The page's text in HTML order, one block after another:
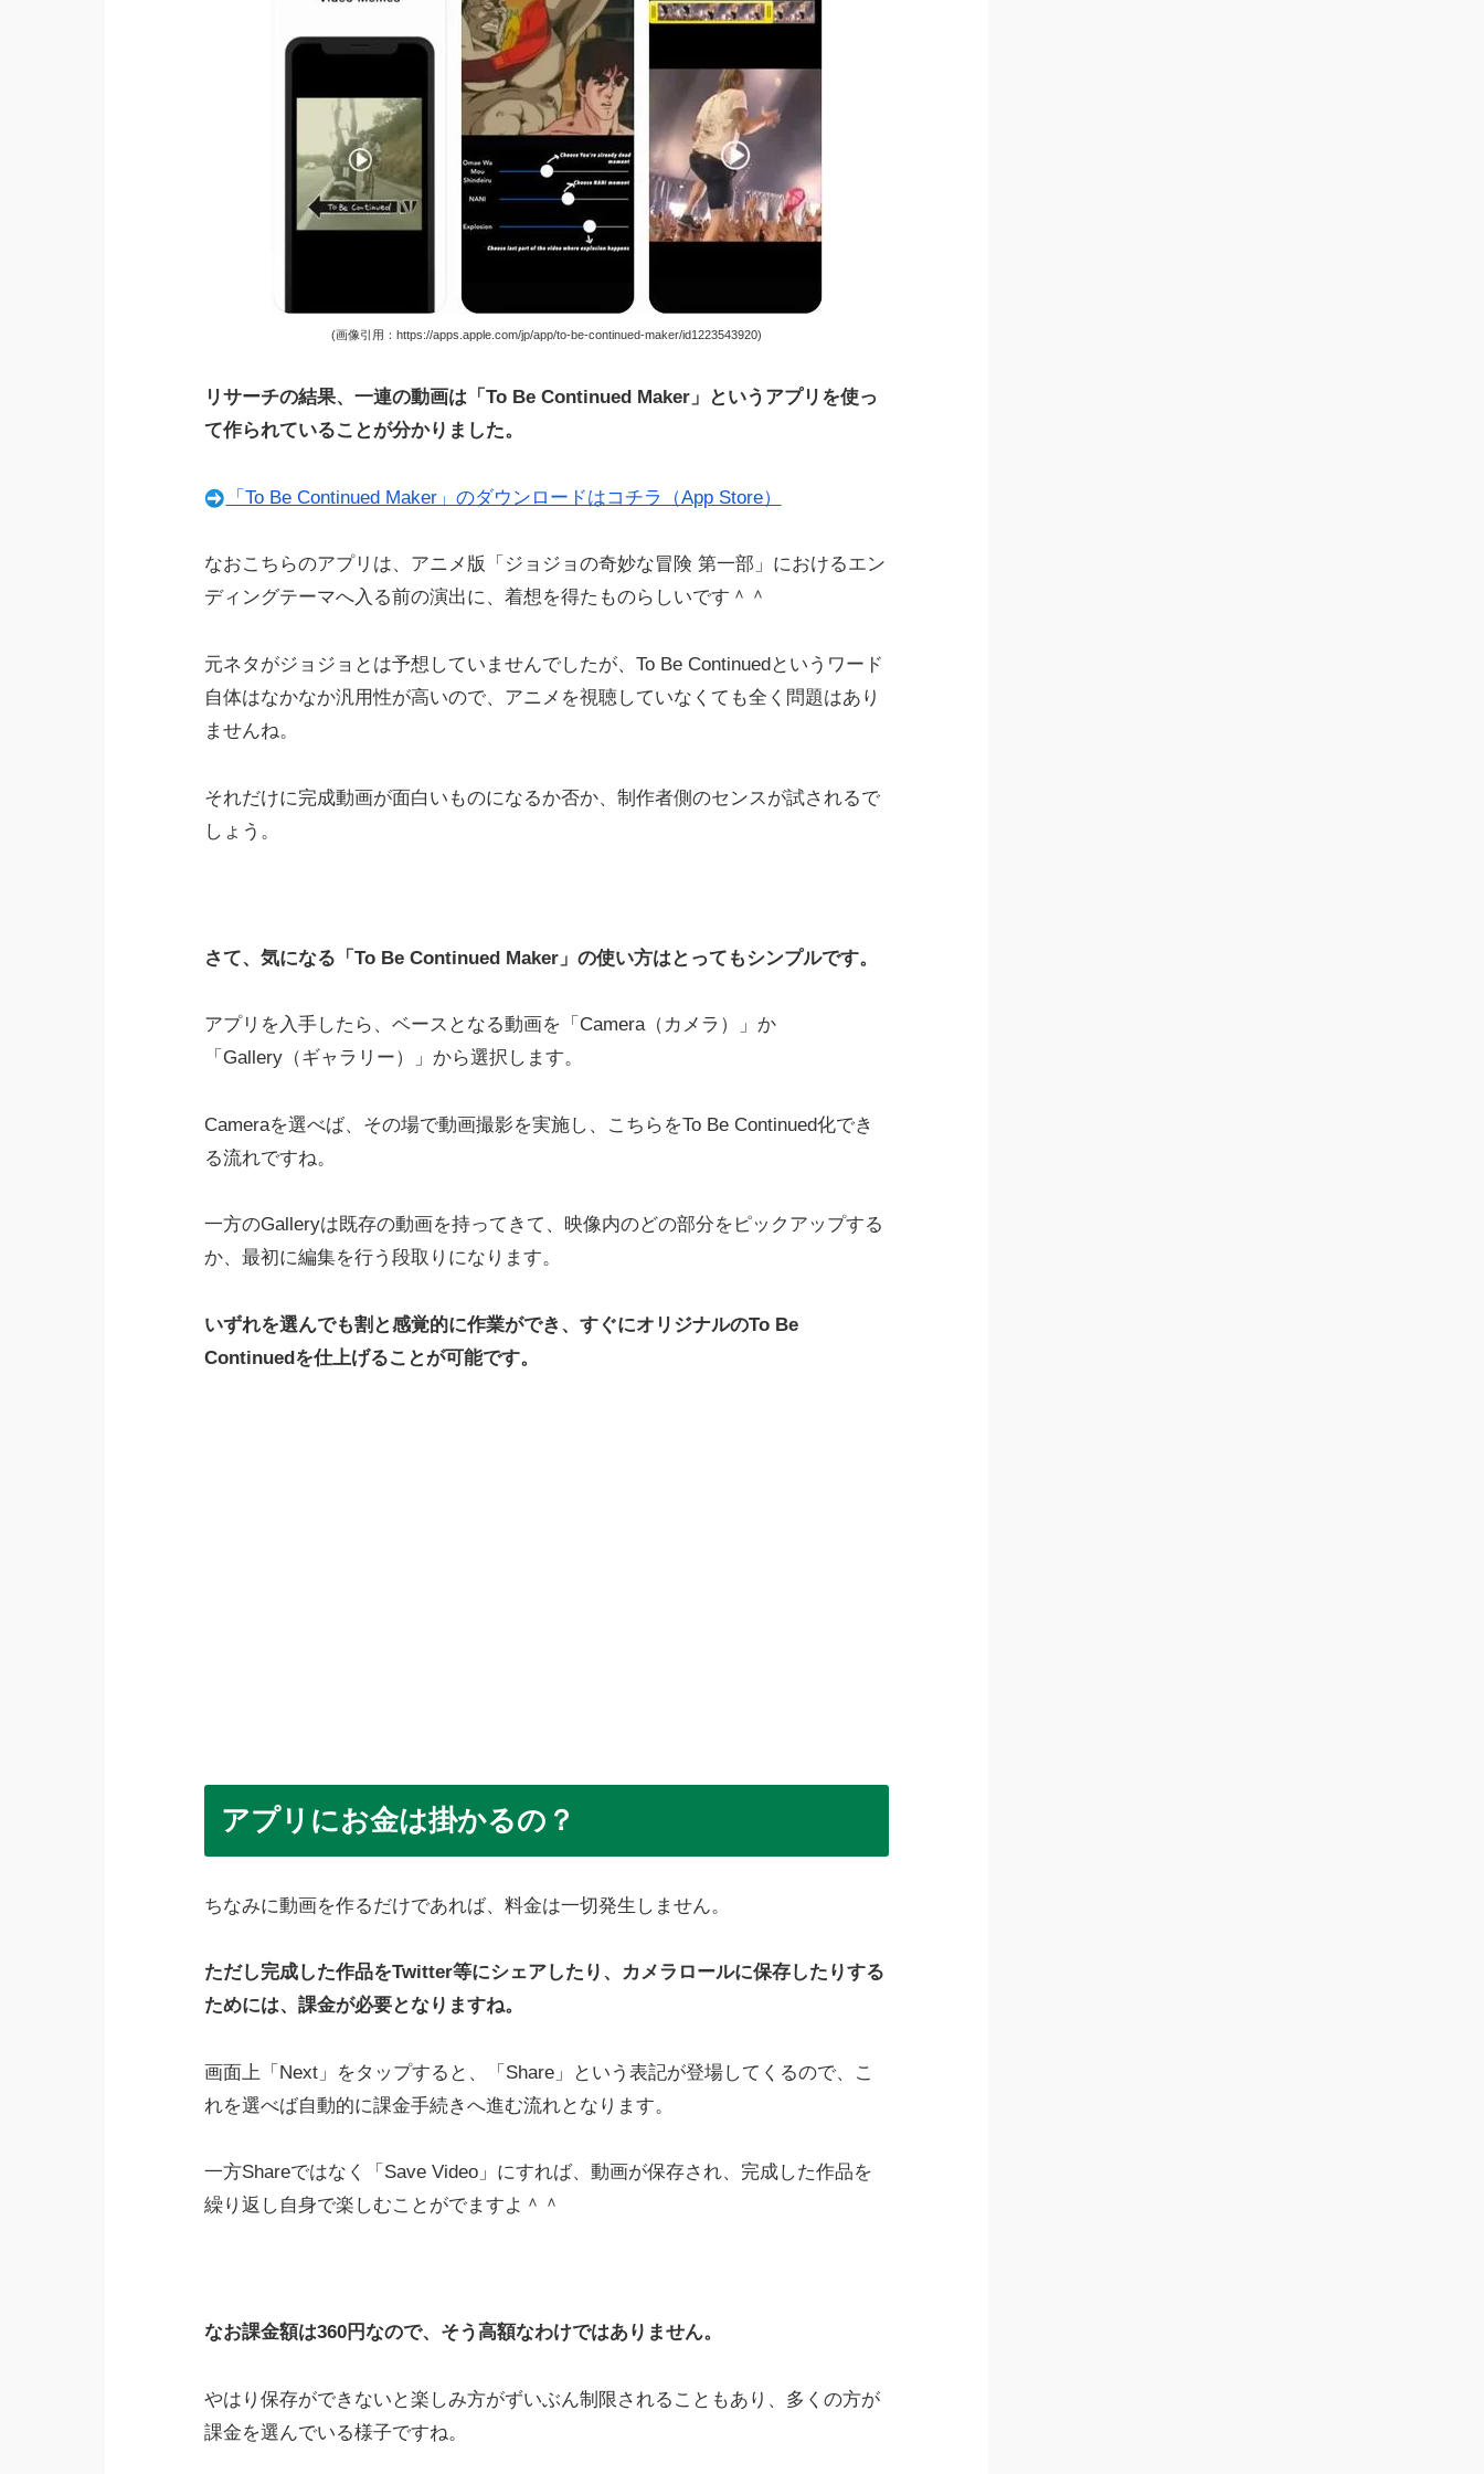
(画像引用：https://apps.apple.com/jp/app/to-be-continued-maker/id1223543920)
リサーチの結果、一連の動画は「To Be Continued Maker」というアプリを使っ
て作られていることが分かりました。
「To Be Continued Maker」のダウンロードはコチラ（App Store）
なおこちらのアプリは、アニメ版「ジョジョの奇妙な冒険 第一部」におけるエン
ディングテーマへ入る前の演出に、着想を得たものらしいです＾＾
元ネタがジョジョとは予想していませんでしたが、To Be Continuedというワード
自体はなかなか汎用性が高いので、アニメを視聴していなくても全く問題はあり
ませんね。
それだけに完成動画が面白いものになるか否か、制作者側のセンスが試されるで
しょう。
さて、気になる「To Be Continued Maker」の使い方はとってもシンプルです。
アプリを入手したら、ベースとなる動画を「Camera（カメラ）」か
「Gallery（ギャラリー）」から選択します。
Cameraを選べば、その場で動画撮影を実施し、こちらをTo Be Continued化でき
る流れですね。
一方のGalleryは既存の動画を持ってきて、映像内のどの部分をピックアップする
か、最初に編集を行う段取りになります。
いずれを選んでも割と感覚的に作業ができ、すぐにオリジナルのTo Be
Continuedを仕上げることが可能です。
アプリにお金は掛かるの？
ちなみに動画を作るだけであれば、料金は一切発生しません。
ただし完成した作品をTwitter等にシェアしたり、カメラロールに保存したりする
ためには、課金が必要となりますね。
画面上「Next」をタップすると、「Share」という表記が登場してくるので、こ
れを選べば自動的に課金手続きへ進む流れとなります。
一方Shareではなく「Save Video」にすれば、動画が保存され、完成した作品を
繰り返し自身で楽しむことがでますよ＾＾
なお課金額は360円なので、そう高額なわけではありません。
やはり保存ができないと楽しみ方がずいぶん制限されることもあり、多くの方が
課金を選んでいる様子ですね。